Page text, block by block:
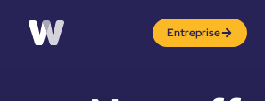
Entreprise